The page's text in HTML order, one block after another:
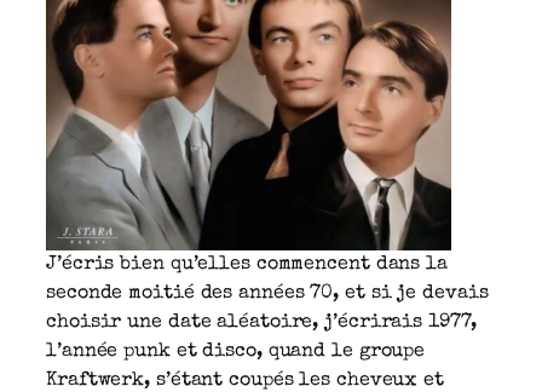
J’écris bien qu’elles commencent dans la
seconde moitié des années 70, et si je devais
choisir une date aléatoire, j’écrirais 1977,
l’année punk et disco, quand le groupe
Kraftwerk, s’étant coupés les cheveux et